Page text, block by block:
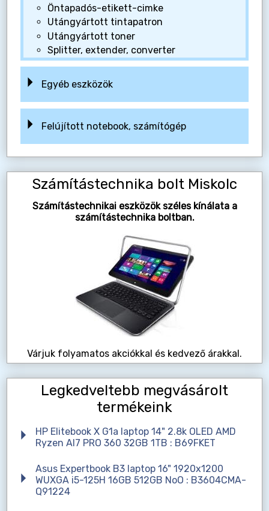
Öntapadós-etikett-cimke
Utángyártott tintapatron
Utángyártott toner
Splitter, extender, converter
Egyéb eszközök
Felújított notebook, számítógép
Számítástechnika bolt Miskolc
Számítástechnikai eszközök széles kínálata a
számítástechnika boltban.
Várjuk folyamatos akciókkal és kedvező árakkal.
Legkedveltebb megvásárolt
termékeink
HP Elitebook X G1a laptop 14" 2.8k OLED AMD
Ryzen AI7 PRO 360 32GB 1TB : B69FKET
Asus Expertbook B3 laptop 16" 1920x1200
WUXGA i5-125H 16GB 512GB NoO : B3604CMA-
Q91224